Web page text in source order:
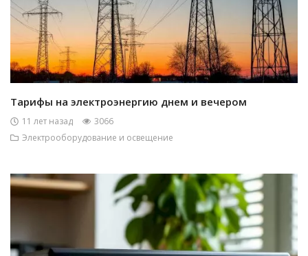
Тарифы на электроэнергию днем и вечером
11 лет назад
3066
Электрооборудование и освещение